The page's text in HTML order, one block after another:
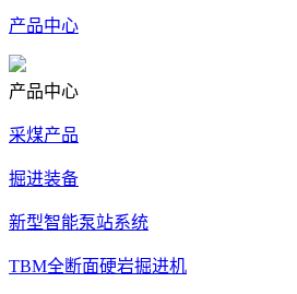
产品中心
产品中心
采煤产品
掘进装备
新型智能泵站系统
TBM全断面硬岩掘进机